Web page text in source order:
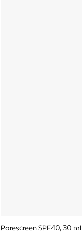
Porescreen SPF40, 30 ml